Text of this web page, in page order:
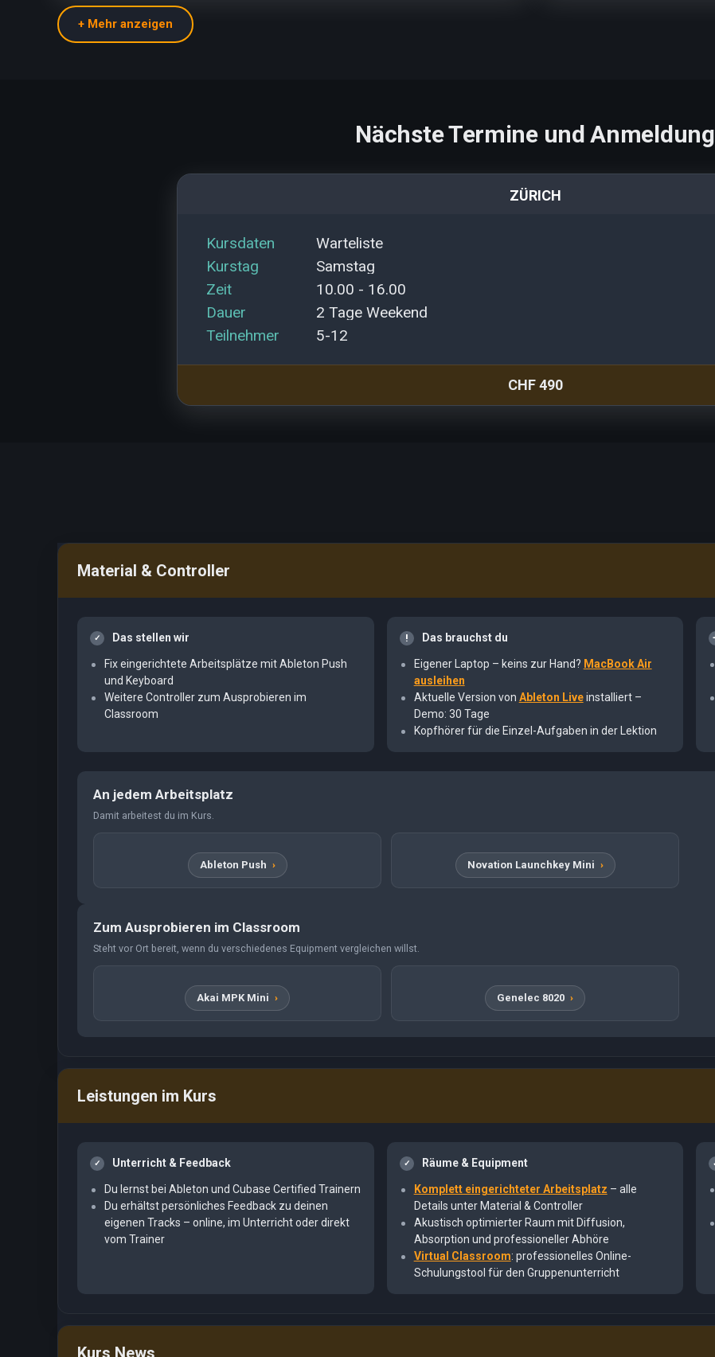
Nächste Termine und Anmeldung
ZÜRICH
kursdaten
Warteliste
kurstag
Samstag
zeit
10.00 - 16.00
dauer
2 Tage Weekend
teilnehmer
5-12
CHF 490
Material & Controller
Das stellen wir
Fix eingerichtete Arbeitsplätze mit Ableton Push
und Keyboard
Weitere Controller zum Ausprobieren im
Classroom
Das brauchst du
Eigener Laptop – keins zur Hand? MacBook Air
ausleihen
Aktuelle Version von Ableton Liveinstalliert –
Demo: 30 Tage
Kopfhörer für die Einzel-Aufgaben in der Lektion
An jedem Arbeitsplatz
Damit arbeitest du im Kurs.
Ableton Push Novation Launchkey Mini
Zum Ausprobieren im Classroom
Steht vor Ort bereit, wenn du verschiedenes Equipment vergleichen willst.
Akai MPK Mini Genelec 8020
Leistungen im Kurs
Unterricht & Feedback
Du lernst bei Ableton und Cubase Certified Trainern
Du erhältst persönliches Feedback zu deinen
eigenen Tracks – online, im Unterricht oder direkt
vom Trainer
Räume & Equipment
Komplett eingerichteter Arbeitsplatz – alle
Details unter Material & Controller
Akustisch optimierter Raum mit Diffusion,
Absorption und professioneller Abhöre
Virtual Classroom: professionelles Online-
Schulungstool für den Gruppenunterricht
Kurs News